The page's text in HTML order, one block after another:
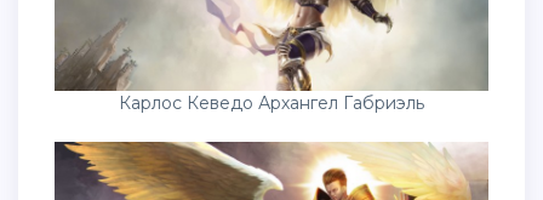
Карлос Кеведо Архангел Габриэль